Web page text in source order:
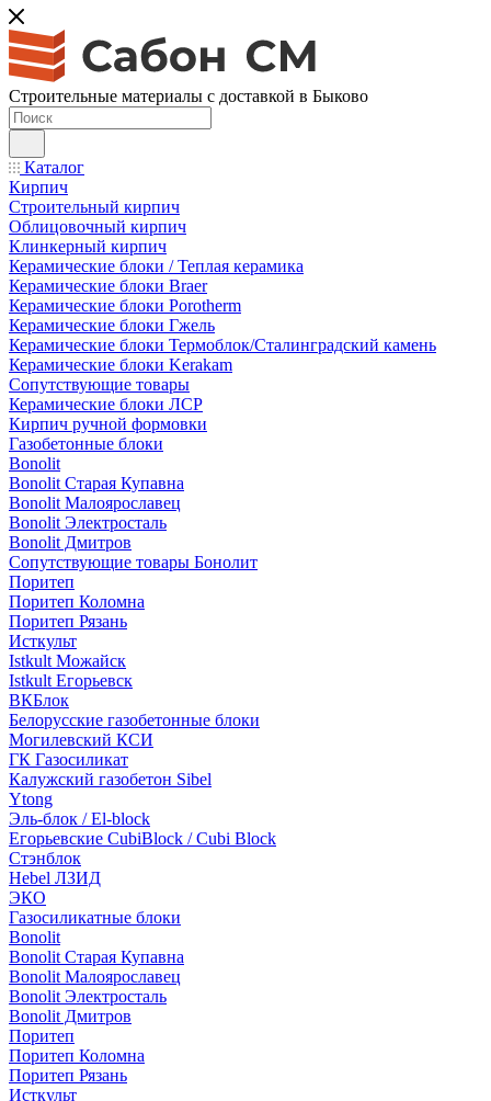
Строительные материалы с доставкой в Быково
Каталог
Кирпич
Строительный кирпич
Облицовочный кирпич
Клинкерный кирпич
Керамические блоки / Теплая керамика
Керамические блоки Braer
Керамические блоки Porotherm
Керамические блоки Гжель
Керамические блоки Термоблок/Сталинградский камень
Керамические блоки Kerakam
Сопутствующие товары
Керамические блоки ЛСР
Кирпич ручной формовки
Газобетонные блоки
Bonolit
Bonolit Старая Купавна
Bonolit Малоярославец
Bonolit Электросталь
Bonolit Дмитров
Сопутствующие товары Бонолит
Поритеп
Поритеп Коломна
Поритеп Рязань
Исткульт
Istkult Можайск
Istkult Егорьевск
ВКБлок
Белорусские газобетонные блоки
Могилевский КСИ
ГК Газосиликат
Калужский газобетон Sibel
Ytong
Эль-блок / El-block
Егорьевские CubiBlock / Cubi Block
Стэнблок
Hebel ЛЗИД
ЭКО
Газосиликатные блоки
Bonolit
Bonolit Старая Купавна
Bonolit Малоярославец
Bonolit Электросталь
Bonolit Дмитров
Поритеп
Поритеп Коломна
Поритеп Рязань
Исткульт